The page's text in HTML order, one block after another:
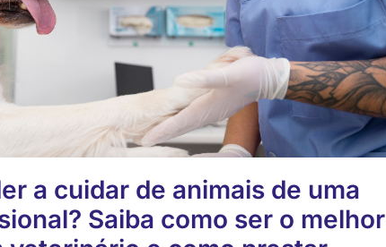
a cuidar de animais de uma
Saiba como ser o melhor